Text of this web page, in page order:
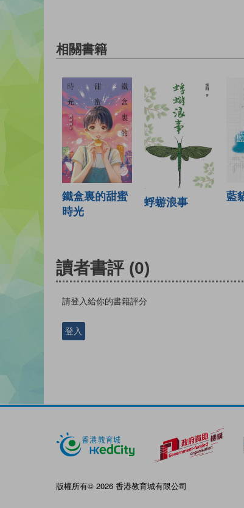
相關書籍
鐵盒裏的甜蜜
時光
蜉蝣浪事 藍
讀者書評 (0)
請登入給你的書籍評分
登入
版權所有© 2026 香港教育城有限公司